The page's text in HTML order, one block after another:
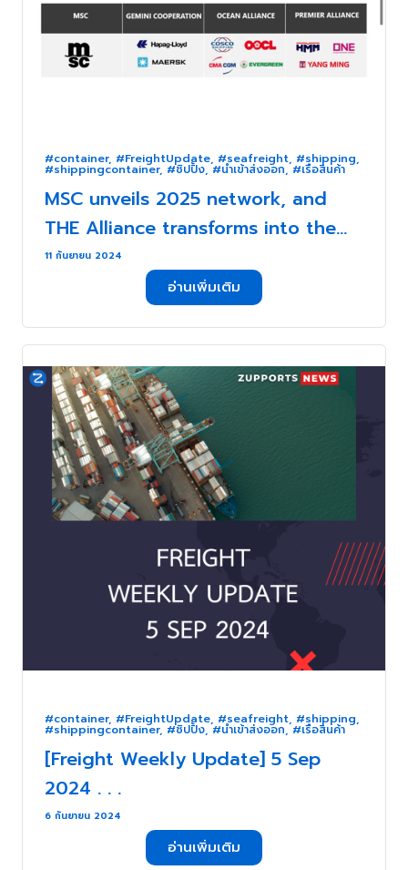
#container, #FreightUpdate, #seafreight, #shipping,
#shippingcontainer, #ชิปปิ้ง,#นำเข้าส่งออก,#เรือสินค้า
MSC unveils 2025 network, and
THE Alliance transforms into the
Premier Alliance . . .
11 กันยายน 2024
อ่านเพิ่มเติม
#container, #FreightUpdate, #seafreight, #shipping,
#shippingcontainer, #ชิปปิ้ง,#นำเข้าส่งออก,#เรือสินค้า
[Freight Weekly Update] 5 Sep
2024 . . .
6 กันยายน 2024
อ่านเพิ่มเติม